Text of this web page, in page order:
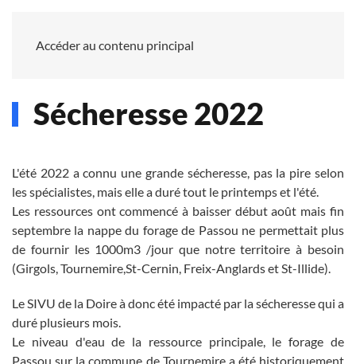
Accéder au contenu principal
Sécheresse 2022
L'été 2022 a connu une grande sécheresse, pas la pire selon
les spécialistes, mais elle a duré tout le printemps et l'été.
Les ressources ont commencé à baisser début août mais fin
septembre la nappe du forage de Passou ne permettait plus
de fournir les 1000m3 /jour que notre territoire à besoin
(Girgols, Tournemire,St-Cernin, Freix-Anglards et St-Illide).
Le SIVU de la Doire à donc été impacté par la sécheresse qui a
duré plusieurs mois.
Le niveau d'eau de la ressource principale, le forage de
Passou sur la commune de Tournemire a été historiquement